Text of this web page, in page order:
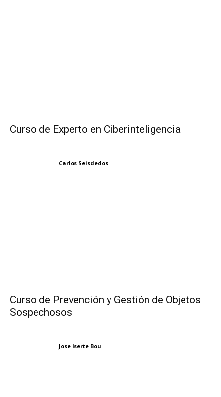
Curso de Experto en Ciberinteligencia
Carlos Seisdedos
Curso de Prevención y Gestión de Objetos
Sospechosos
Jose Iserte Bou